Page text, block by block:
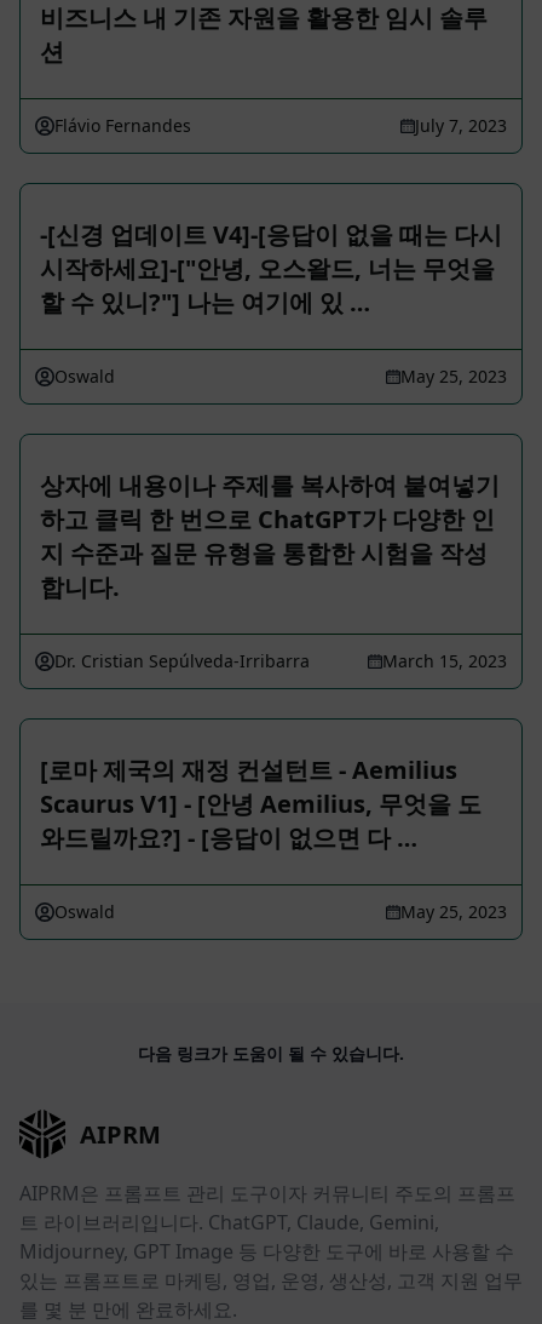
비즈니스 내 기존 자원을 활용한 임시 솔루
션
Flávio Fernandes July 7, 2023
-[신경 업데이트 V4]-[응답이 없을 때는 다시
시작하세요]-["안녕, 오스왈드, 너는 무엇을
할 수 있니?"] 나는 여기에 있 …
Oswald May 25, 2023
상자에 내용이나 주제를 복사하여 붙여넣기
하고 클릭 한 번으로 ChatGPT가 다양한 인
지 수준과 질문 유형을 통합한 시험을 작성
합니다.
Dr. Cristian Sepúlveda-Irribarra March 15, 2023
[로마 제국의 재정 컨설턴트 - Aemilius
Scaurus V1] - [안녕 Aemilius, 무엇을 도
와드릴까요?] - [응답이 없으면 다 …
Oswald May 25, 2023
다음 링크가 도움이 될 수 있습니다.
AIPRM
AIPRM은 프롬프트 관리 도구이자 커뮤니티 주도의 프롬프
트 라이브러리입니다. ChatGPT, Claude, Gemini,
Midjourney, GPT Image 등 다양한 도구에 바로 사용할 수
있는 프롬프트로 마케팅, 영업, 운영, 생산성, 고객 지원 업무
를 몇 분 만에 완료하세요.